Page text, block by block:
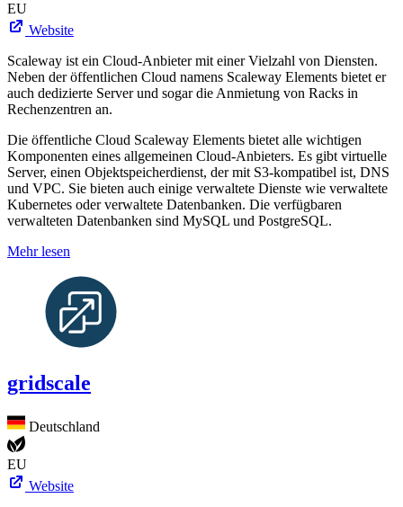
EU
Website
Scaleway ist ein Cloud-Anbieter mit einer Vielzahl von Diensten.
Neben der öffentlichen Cloud namens Scaleway Elements bietet er
auch dedizierte Server und sogar die Anmietung von Racks in
Rechenzentren an.
Die öffentliche Cloud Scaleway Elements bietet alle wichtigen
Komponenten eines allgemeinen Cloud-Anbieters. Es gibt virtuelle
Server, einen Objektspeicherdienst, der mit S3-kompatibel ist, DNS
und VPC. Sie bieten auch einige verwaltete Dienste wie verwaltete
Kubernetes oder verwaltete Datenbanken. Die verfügbaren
verwalteten Datenbanken sind MySQL und PostgreSQL.
Mehr lesen
gridscale
Deutschland
EU
Website